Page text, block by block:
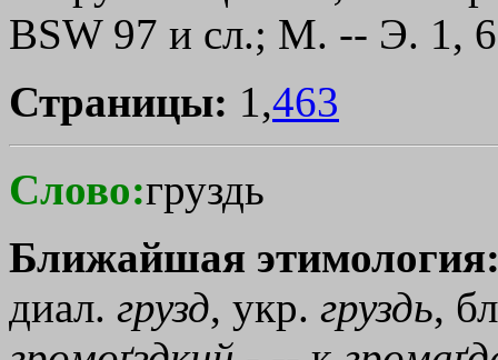
BSW 97 и сл.; М. -- Э. 1,
Страницы: 1,463
Слово:груздь
Ближайшая
диал. грузд, укр. груздь,